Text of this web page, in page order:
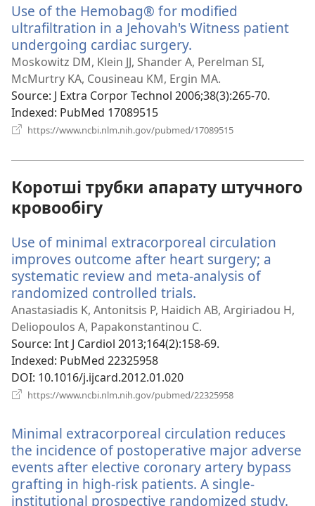
вікні)
Use of the Hemobag® for modified
ultrafiltration in a Jehovah's Witness patient
undergoing cardiac surgery.
у
новому
вікні)
Moskowitz DM, Klein JJ, Shander A, Perelman SI,
McMurtry KA, Cousineau KM, Ergin MA.
Source‎: J Extra Corpor Technol 2006;38(3):265-70.
Indexed‎: PubMed 17089515
https://www.ncbi.nlm.nih.gov/pubmed/17089515
Коротші трубки апарату штучного
кровообігу
Use of minimal extracorporeal circulation
improves outcome after heart surgery; a
systematic review and meta-analysis of
randomized controlled trials.
у
новому
вікні)
Anastasiadis K, Antonitsis P, Haidich AB, Argiriadou H,
Deliopoulos A, Papakonstantinou C.
Source‎: Int J Cardiol 2013;164(2):158-69.
Indexed‎: PubMed 22325958
DOI‎: 10.1016/j.ijcard.2012.01.020
https://www.ncbi.nlm.nih.gov/pubmed/22325958
вікні)
Minimal extracorporeal circulation reduces
the incidence of postoperative major adverse
events after elective coronary artery bypass
grafting in high-risk patients. A single-
institutional prospective randomized study.